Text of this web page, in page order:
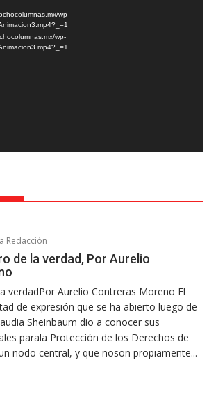
wp-
wp-
Redacción
de la verdad, Por Aurelio
verdadPor Aurelio Contreras Moreno El
de expresión que se ha abierto luego de
Sheinbaum dio a conocer sus
parala Protección de los Derechos de
nodo central, y que noson propiamente...